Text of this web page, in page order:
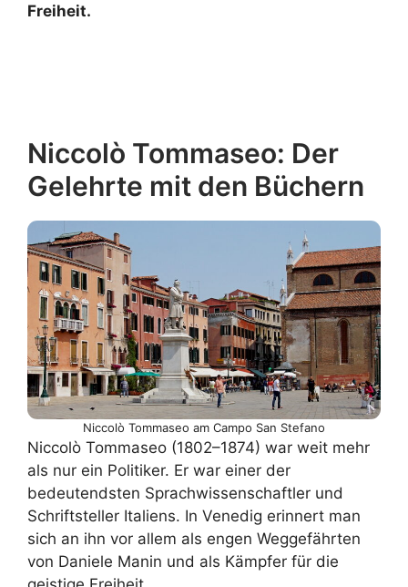
Freiheit.
Niccolò Tommaseo: Der
Gelehrte mit den Büchern
Niccolò Tommaseo am Campo San Stefano
Niccolò Tommaseo (1802–1874) war weit mehr
als nur ein Politiker. Er war einer der
bedeutendsten Sprachwissenschaftler und
Schriftsteller Italiens. In Venedig erinnert man
sich an ihn vor allem als engen Weggefährten
von Daniele Manin und als Kämpfer für die